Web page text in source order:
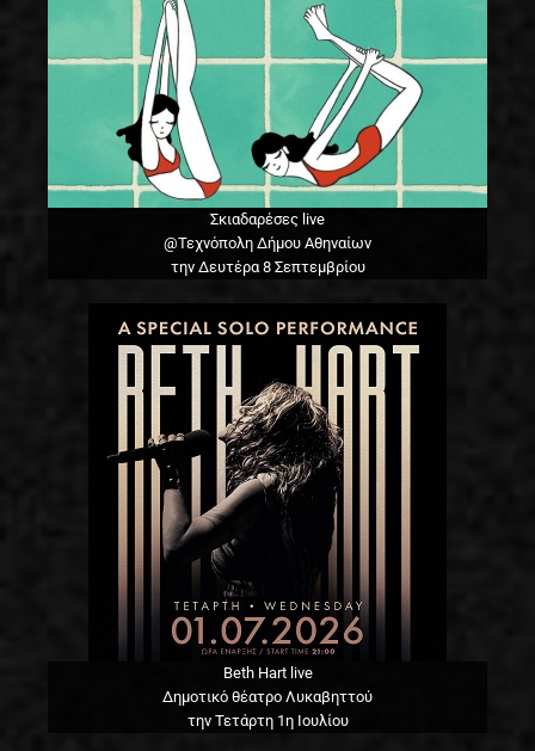
Σκιαδαρέσες live
@Τεχνόπολη Δήμου Αθηναίων
την Δευτέρα 8 Σεπτεμβρίου
Beth Hart live
Δημοτικό θέατρο Λυκαβηττού
την Τετάρτη 1η Ιουλίου